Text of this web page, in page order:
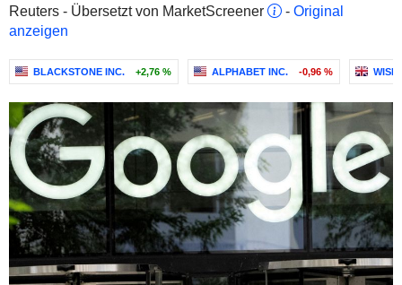
Reuters - Übersetzt von MarketScreener
- Original
anzeigen
BLACKSTONE INC. +2,76 % ALPHABET INC. -0,96 %